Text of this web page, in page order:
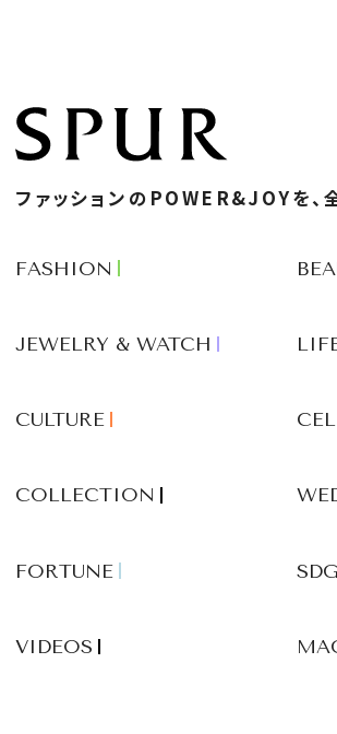
ファッションのPOWER&JOYを、
FASHION
JEWELRY & WATCH
CULTURE
COLLECTION
FORTUNE
VIDEOS